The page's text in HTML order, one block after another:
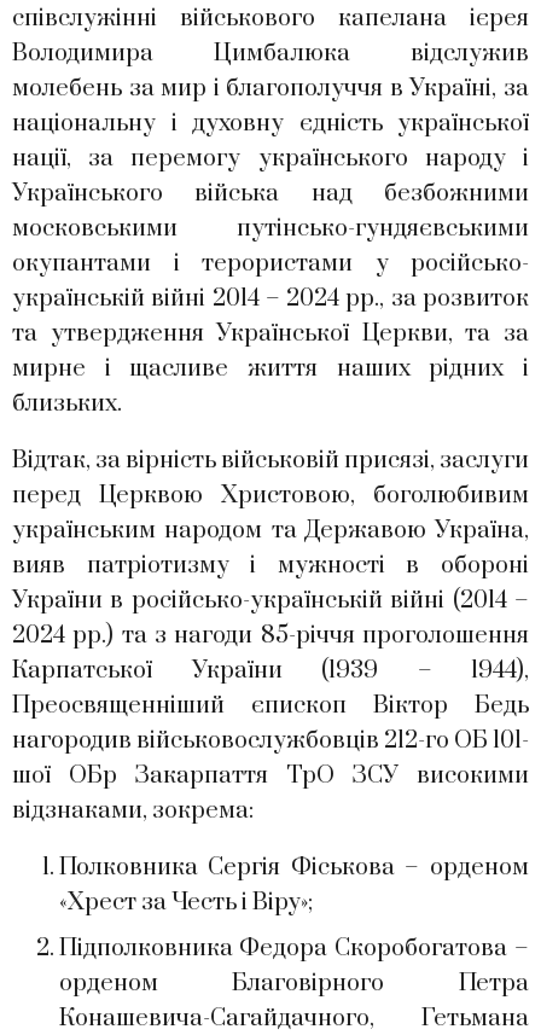
співслужінні військового капелана ієрея
Володимира Цимбалюка відслужив
молебень за мир і благополуччя в Україні, за
національну і духовну єдність української
нації, за перемогу українського народу і
Українського війська над безбожними
московськими путінсько-гундяєвськими
окупантами і терористами у російсько-
українській війні 2014 – 2024 рр., за розвиток
та утвердження Української Церкви, та за
мирне і щасливе життя наших рідних і
близьких.
Відтак, за вірність військовій присязі, заслуги
перед Церквою Христовою, боголюбивим
українським народом та Державою Україна,
вияв патріотизму і мужності в обороні
України в російсько-українській війні (2014 –
2024 рр.) та з нагоди 85-річчя проголошення
Карпатської України (1939 – 1944),
Преосвященніший єпископ Віктор Бедь
нагородив військовослужбовців 212-го ОБ 101-
шої ОБр Закарпаття ТрО ЗСУ високими
відзнаками, зокрема:
Полковника Сергія Фіськова – орденом
«Хрест за Честь і Віру»;
Підполковника Федора Скоробогатова –
орденом Благовірного Петра
Конашевича-Сагайдачного, Гетьмана